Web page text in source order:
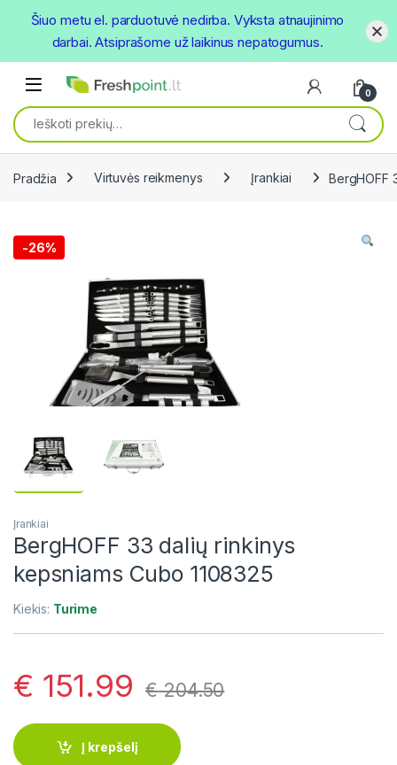
Open
0
Ieškoti:
Pradžia Virtuvės reikmenys Įrankiai BergHOFF
-26%
Įrankiai
BergHOFF 33 dalių rinkinys
kepsniams Cubo 1108325
Kiekis: Turime
€ 151.99 €204.50
Į krepšelį
Šiuo metu el. parduotuvė nedirba. Vyksta atnaujinimo
darbai. Atsiprašome už laikinus nepatogumus.